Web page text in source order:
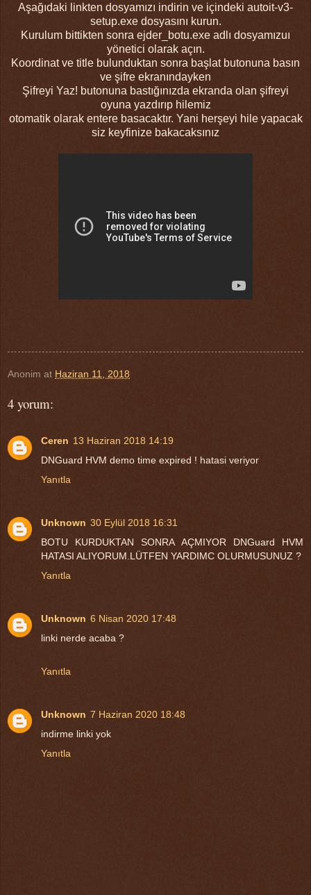
Aşağıdaki linkten dosyamızı indirin ve içindeki autoit-v3-
setup.exe dosyasını kurun.
Kurulum bittikten sonra ejder_botu.exe adlı dosyamızuı
yönetici olarak açın.
Koordinat ve title bulunduktan sonra başlat butonuna basın
ve şifre ekranındayken
Şifreyi Yaz! butonuna bastığınızda ekranda olan şifreyi
oyuna yazdırıp hilemiz
otomatik olarak entere basacaktır. Yani herşeyi hile yapacak
siz keyfinize bakacaksınız
Anonim at Haziran 11, 2018
4 yorum:
Ceren 13 Haziran 2018 14:19
DNGuard HVM demo time expired ! hatasi veriyor
Yanıtla
Unknown 30 Eylül 2018 16:31
BOTU KURDUKTAN SONRA AÇMIYOR DNGuard HVM
HATASI ALIYORUM.LÜTFEN YARDIMC OLURMUSUNUZ ?
Yanıtla
Unknown 6 Nisan 2020 17:48
linki nerde acaba ?
Yanıtla
Unknown 7 Haziran 2020 18:48
indirme linki yok
Yanıtla